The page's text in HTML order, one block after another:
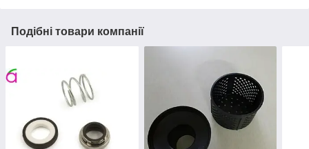
Подібні товари компанії